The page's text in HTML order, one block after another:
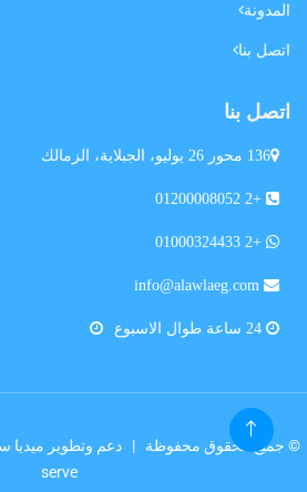
المدونة
اتصل بنا
اتصل بنا
136 محور 26 يوليو، الجبلاية، الزمالك
+2 01200008052
+2 01000324433
© جميع الحقوق محفوظة | دعم وتطوير ميديا
serve